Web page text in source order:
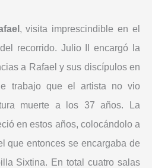
, visita imprescindible en el
recorrido. Julio II encargó la
a Rafael y sus discípulos en
trabajo que el artista no vio
muerte a los 37 años. La
en estos años, colocándolo a
que entonces se encargaba de
Sixtina. En total cuatro salas